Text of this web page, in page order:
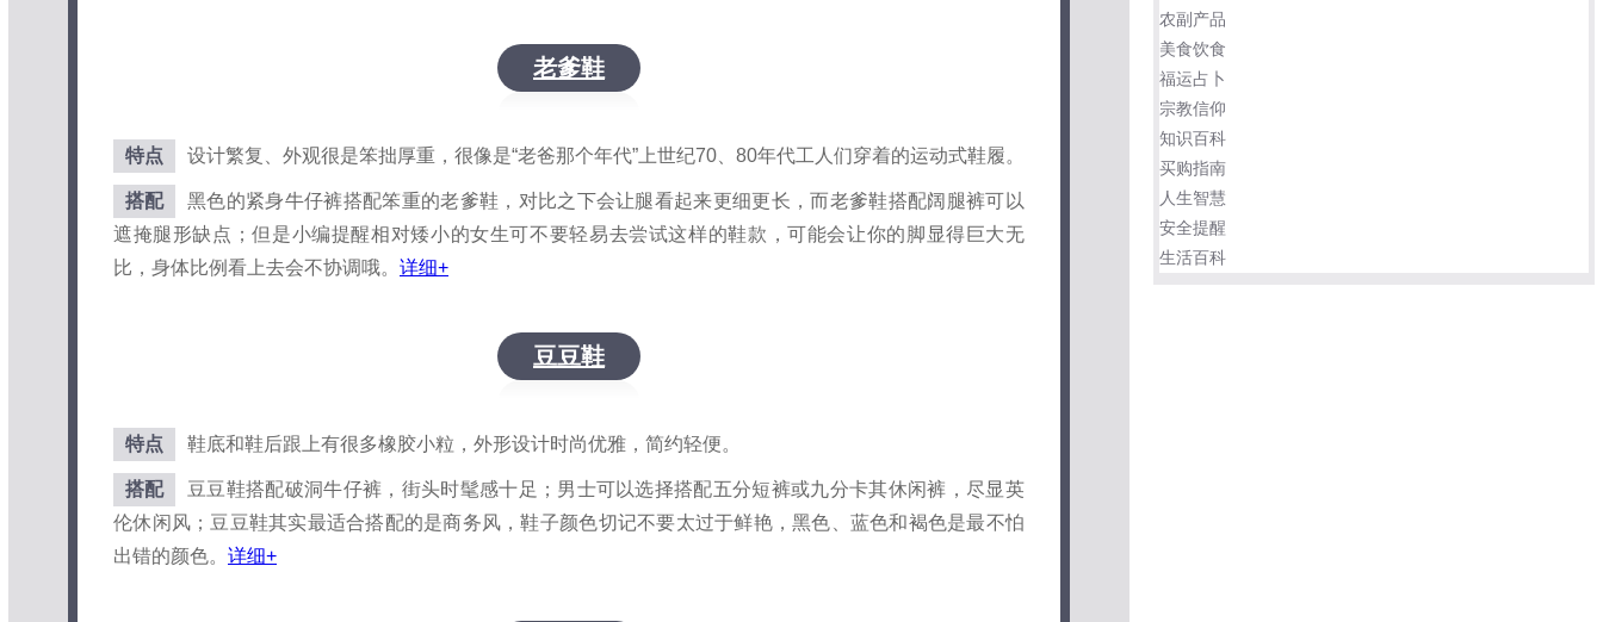
老爹鞋
特点 设计繁复、外观很是笨拙厚重，很像是“老爸那个年代”上世纪70、80年代工人们穿着的运动式鞋履。
搭配
黑色的紧身牛仔裤搭配笨重的老爹鞋，对比之下会让腿看起来更细更长，而老爹鞋搭配阔腿裤可以
遮掩腿形缺点；但是小编提醒相对矮小的女生可不要轻易去尝试这样的鞋款，可能会让你的脚显得巨大无
比，身体比例看上去会不协调哦。 详细+
豆豆鞋
特点 鞋底和鞋后跟上有很多橡胶小粒，外形设计时尚优雅，简约轻便。
搭配
豆豆鞋搭配破洞牛仔裤，街头时髦感十足；男士可以选择搭配五分短裤或九分卡其休闲裤，尽显英
伦休闲风；豆豆鞋其实最适合搭配的是商务风，鞋子颜色切记不要太过于鲜艳，黑色、蓝色和褐色是最不怕
出错的颜色。 详细+
农副产品
美食饮食
福运占卜
宗教信仰
知识百科
买购指南
人生智慧
安全提醒
生活百科